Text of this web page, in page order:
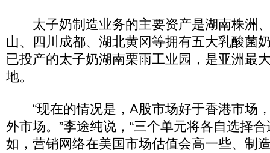
太子奶制造业务的主要资产是湖南株洲
山、四川成都、湖北黄冈等拥有五大乳酸菌
已投产的太子奶湖南栗雨工业园，是亚洲最
地。
“现在的情况是，A股市场好于香港市场
外市场。”李途纯说，“三个单元将各自选择
如，营销网络在美国市场估值会高一些、制